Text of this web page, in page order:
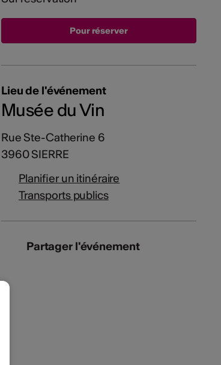
Lieu de l'événement
Musée du Vin
Rue Ste-Catherine 6
3960 SIERRE
Planifier un itinéraire
Transports publics
Partager l'événement